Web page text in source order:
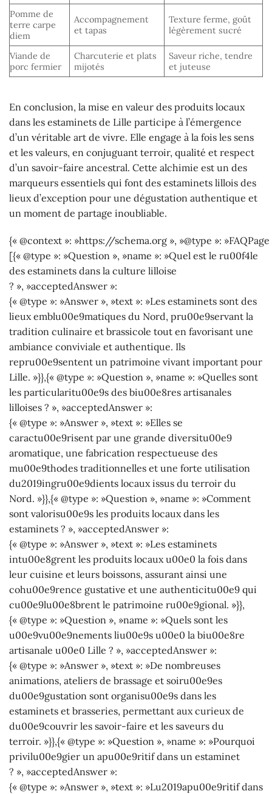
Pomme de
terre carpe
diem
Accompagnement
et tapas
Texture ferme, goût
légèrement sucré
Viande de
porc fermier
Charcuterie et plats
mijotés
Saveur riche, tendre
et juteuse
En conclusion, la mise en valeur des produits locaux
dans les estaminets de Lille participe à l’émergence
d’un véritable art de vivre. Elle engage à la fois les sens
et les valeurs, en conjuguant terroir, qualité et respect
d’un savoir-faire ancestral. Cette alchimie est un des
marqueurs essentiels qui font des estaminets lillois des
lieux d’exception pour une dégustation authentique et
un moment de partage inoubliable.
{« @context »: »https://schema.org », »@type »:
[{« @type »: »Question », »name »: »Quel est le ru00f4le
des estaminets dans la culture lilloise
? », »acceptedAnswer »:
{« @type »: »Answer », »text »: »Les estaminets sont des
lieux emblu00e9matiques du Nord, pru00e9servant la
tradition culinaire et brassicole tout en favorisant une
ambiance conviviale et authentique. Ils
repru00e9sentent un patrimoine vivant important pour
Lille. »}},{« @type »: »Question », »name »: »Quelles sont
les particularitu00e9s des biu00e8res artisanales
lilloises ? », »acceptedAnswer »:
{« @type »: »Answer », »text »: »Elles se
caractu00e9risent par une grande diversitu00e9
aromatique, une fabrication respectueuse des
mu00e9thodes traditionnelles et une forte utilisation
du2019ingru00e9dients locaux issus du terroir du
Nord. »}},{« @type »: »Question », »name »: »Comment
sont valorisu00e9s les produits locaux dans les
estaminets ? », »acceptedAnswer »:
{« @type »: »Answer », »text »: »Les estaminets
intu00e8grent les produits locaux u00e0 la fois dans
leur cuisine et leurs boissons, assurant ainsi une
cohu00e9rence gustative et une authenticitu00e9 qui
cu00e9lu00e8brent le patrimoine ru00e9gional. »}},
{« @type »: »Question », »name »: »Quels sont les
u00e9vu00e9nements liu00e9s u00e0 la biu00e8re
artisanale u00e0 Lille ? », »acceptedAnswer »:
{« @type »: »Answer », »text »: »De nombreuses
animations, ateliers de brassage et soiru00e9es
du00e9gustation sont organisu00e9s dans les
estaminets et brasseries, permettant aux curieux de
du00e9couvrir les savoir-faire et les saveurs du
terroir. »}},{« @type »: »Question », »name »: »Pourquoi
privilu00e9gier un apu00e9ritif dans un estaminet
? », »acceptedAnswer »:
{« @type »: »Answer », »text »: »Lu2019apu00e9ritif dans